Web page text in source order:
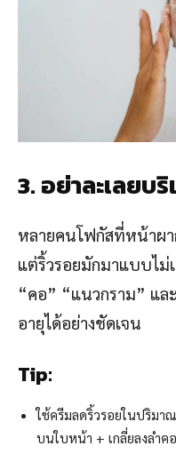
3. อย่าละเลยบ
หลายคนโฟกัสที่หน้าผ
แต่ริ้วรอยมักมาแบบไ
“คอ” “แนวกราม” แ
อายุได้อย่างชัดเจน
Tip:
ใช้ครีมลดริ้วรอยในปริมา
บนใบหน้า + เกลี่ยลงลำค